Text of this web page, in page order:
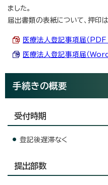
ました。
届出書類の表紙について、押印は
医療法人登記事項届（
医療法人登記事項届（
手続きの概要
受付時期
登記後遅滞なく
提出部数